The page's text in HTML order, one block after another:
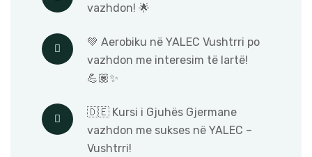
vazhdon! 🌟
💚 Aerobiku në YALEC Vushtrri po
vazhdon me interesim të lartë!
💪🏽✨
🇩🇪 Kursi i Gjuhës Gjermane
vazhdon me sukses në YALEC –
Vushtrri!